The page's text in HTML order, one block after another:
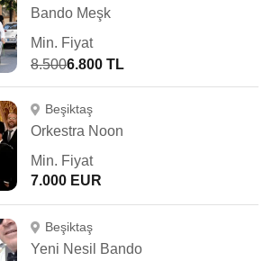
Bando Meşk
Min. Fiyat
8.5006.800 TL
Beşiktaş
Orkestra Noon
Min. Fiyat
7.000 EUR
Beşiktaş
Yeni Nesil Bando